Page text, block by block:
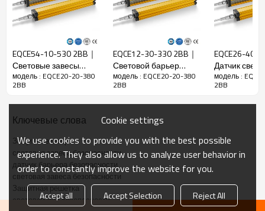
Проверьте
точность
28 мм
балок
20
Высота
защиты
380 мм
обнаружения
30-6000 мм
Время
отклика
≤15 мс
Механические данные
EQCE54-10-530 2BB｜
Световые завесы
безопасности
листогибочного
модель : EQCE20-20-380
2BB
EQCE12-30-330 2BB｜
Световой барьер
безопасности｜
DADISICK
модель : EQCE20-20-380
2BB
EQCE26-40-
Датчик
барьера
｜DADISICK
модель :
2BB
Ключевые слова
Защитные шторы
световая завеса безопасности
датчик барьера безопасности
световая завеса безопасности
Защитная решетка
световой луч безопасности
Cookie settings
We use cookies to provide you with the best possible
experience. They also allow us to analyze user behavior in
order to constantly improve the website for you.
Accept all Accept Selection Reject All